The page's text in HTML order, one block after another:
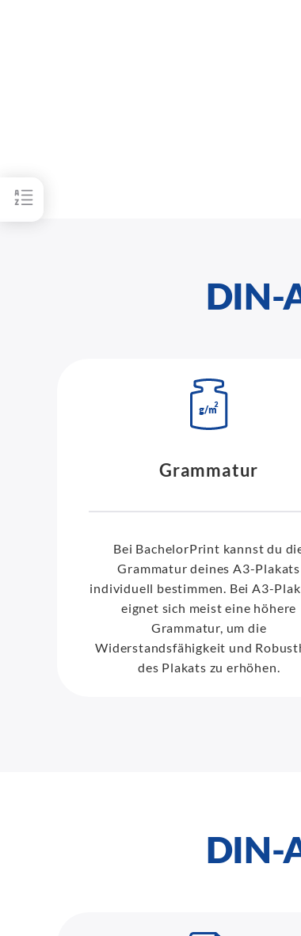
DIN-
Grammatur
Bei BachelorPrint kannst du
Grammatur deines A3-Plakats
individuell bestimmen. Bei A3-
eignet sich meist eine höhere
Grammatur, um die
Widerstandsfähigkeit und
des Plakats zu erhöhen.
DIN-